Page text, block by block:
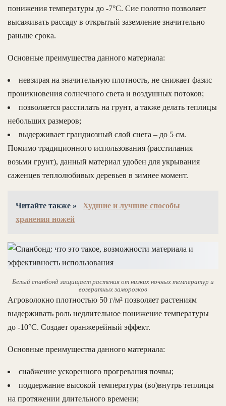
понижения температуры до -7°С. Сие полотно позволяет
высаживать рассаду в открытый заземление значительно
раньше срока.
Основные преимущества данного материала:
невзирая на значительную плотность, не снижает фазис
проникновения солнечного света и воздушных потоков;
позволяется расстилать на грунт, а также делать теплицы
небольших размеров;
выдерживает грандиозный слой снега – до 5 см.
Помимо традиционного использования (расстилания
возьми грунт), данный материал удобен для укрывания
саженцев теплолюбивых деревьев в зимнее момент.
Читайте также »
Худшие и лучшие способы
хранения ножей
Белый спанбонд защищает растения от низких ночных температур и
возвратных заморозков
Агроволокно плотностью 50 г/м² позволяет растениям
выдерживать роль недлительное понижение температуры
до -10°С. Создает оранжерейный эффект.
Основные преимущества данного материала:
снабжение ускоренного прогревания почвы;
поддержание высокой температуры (во)внутрь теплицы
на протяжении длительного времени;